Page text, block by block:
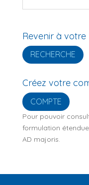
Revenir à votre
RECHERCHE
Créez votre
COMPTE
Pour pouvoir
formulation
AD majoris.